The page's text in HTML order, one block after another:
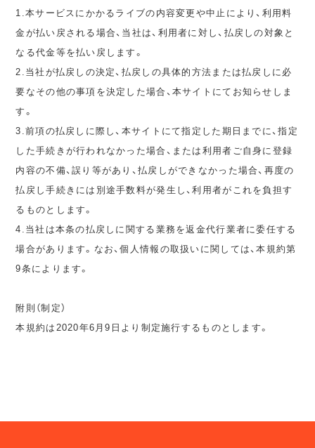
1.本サービスにかかるライブの内容変更や中止により、利用料
金が払い戻される場合、当社は、利用者に対し、払戻しの対象と
なる代金等を払い戻します。
2.当社が払戻しの決定、払戻しの具体的方法または払戻しに必
要なその他の事項を決定した場合、本サイトにてお知らせしま
す。
3.前項の払戻しに際し、本サイトにて指定した期日までに、指定
した手続きが行われなかった場合、または利用者ご自身に登録
内容の不備、誤り等があり、払戻しができなかった場合、再度の
払戻し手続きには別途手数料が発生し、利用者がこれを負担す
るものとします。
4.当社は本条の払戻しに関する業務を返金代行業者に委任する
場合があります。なお、個人情報の取扱いに関しては、本規約第
9条によります。
附則（制定）
本規約は2020年6月9日より制定施行するものとします。